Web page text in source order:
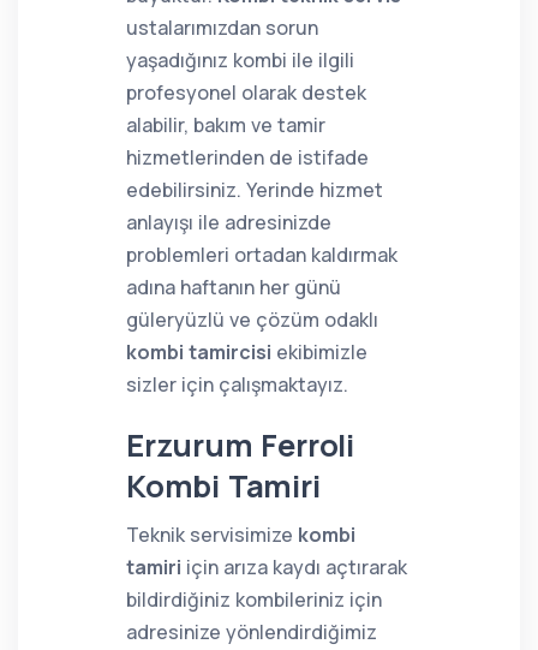
ustalarımızdan sorun
yaşadığınız kombi ile ilgili
profesyonel olarak destek
alabilir, bakım ve tamir
hizmetlerinden de istifade
edebilirsiniz. Yerinde hizmet
anlayışı ile adresinizde
problemleri ortadan kaldırmak
adına haftanın her günü
güleryüzlü ve çözüm odaklı
kombi tamircisi ekibimizle
sizler için çalışmaktayız.
Erzurum Ferroli
Kombi Tamiri
Teknik servisimize kombi
tamiri için arıza kaydı açtırarak
bildirdiğiniz kombileriniz için
adresinize yönlendirdiğimiz